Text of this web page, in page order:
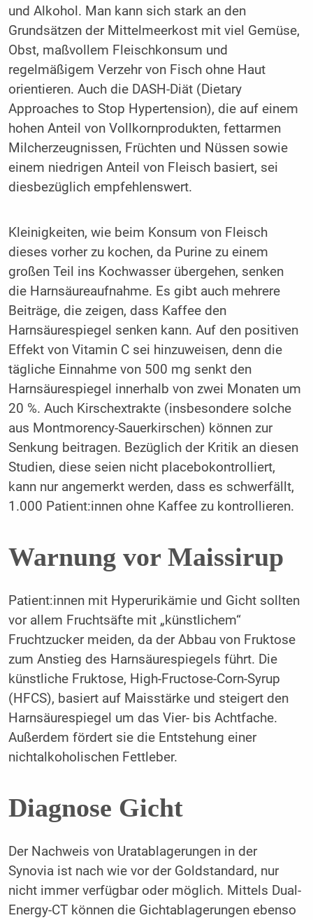
und Alkohol. Man kann sich stark an den
Grundsätzen der Mittelmeerkost mit viel Gemüse,
Obst, maßvollem Fleischkonsum und
regelmäßigem Verzehr von Fisch ohne Haut
orientieren. Auch die DASH-Diät (Dietary
Approaches to Stop Hypertension), die auf einem
hohen Anteil von Vollkornprodukten, fettarmen
Milcherzeugnissen, Früchten und Nüssen sowie
einem niedrigen Anteil von Fleisch basiert, sei
diesbezüglich empfehlenswert.
Kleinigkeiten, wie beim Konsum von Fleisch
dieses vorher zu kochen, da Purine zu einem
großen Teil ins Kochwasser übergehen, senken
die Harnsäureaufnahme. Es gibt auch mehrere
Beiträge, die zeigen, dass Kaffee den
Harnsäurespiegel senken kann. Auf den positiven
Effekt von Vitamin C sei hinzuweisen, denn die
tägliche Einnahme von 500 mg senkt den
Harnsäurespiegel innerhalb von zwei Monaten um
20 %. Auch Kirschextrakte (insbesondere solche
aus Montmorency-Sauerkirschen) können zur
Senkung beitragen. Bezüglich der Kritik an diesen
Studien, diese seien nicht placebokontrolliert,
kann nur angemerkt werden, dass es schwerfällt,
1.000 Patient:innen ohne Kaffee zu kontrollieren.
Warnung vor Maissirup
Patient:innen mit Hyperurikämie und Gicht sollten
vor allem Fruchtsäfte mit „künstlichem“
Fruchtzucker meiden, da der Abbau von Fruktose
zum Anstieg des Harnsäurespiegels führt. Die
künstliche Fruktose, High-Fructose-Corn-Syrup
(HFCS), basiert auf Maisstärke und steigert den
Harnsäurespiegel um das Vier- bis Achtfache.
Außerdem fördert sie die Entstehung einer
nichtalkoholischen Fettleber.
Diagnose Gicht
Der Nachweis von Uratablagerungen in der
Synovia ist nach wie vor der Goldstandard, nur
nicht immer verfügbar oder möglich. Mittels Dual-
Energy-CT können die Gichtablagerungen ebenso